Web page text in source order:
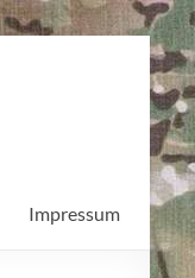
Impressum